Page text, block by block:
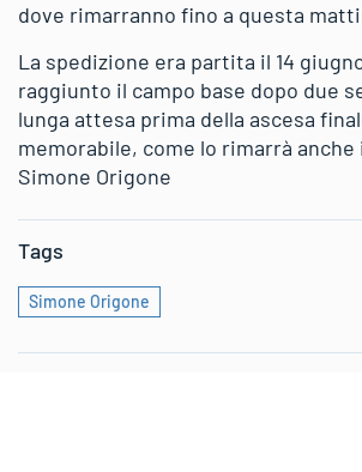
dove rimarranno fino a questa
La spedizione era partita il 14
raggiunto il campo base dopo due
lunga attesa prima della ascesa
memorabile, come lo rimarrà
Simone Origone
Tags
Simone Origone